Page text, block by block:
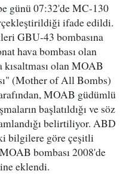
günü 07:32'de MC-130
ifade edildi.
GBU-43 bombasına
hava bombası olan
olan MOAB
(Mother of All Bombs)
MOAB güdümlü
başlatıldığı ve söz
belirtiliyor. ABD
bilgilere göre çeşitli
bombası 2008'de
eklendi.